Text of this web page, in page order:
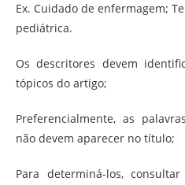
Ex. Cuidado de enfermagem;
pediátrica.
Os descritores devem
tópicos do artigo;
Preferencialmente, as
não devem aparecer no título;
Para determiná-los,